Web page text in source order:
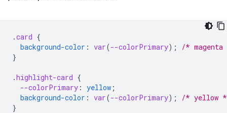
.card {
background-color : var(--colorPrimary);
/*
}
.highlight-card {
--colorPrimary : yellow ;
background-color : var(--colorPrimary);
/* yellow
}